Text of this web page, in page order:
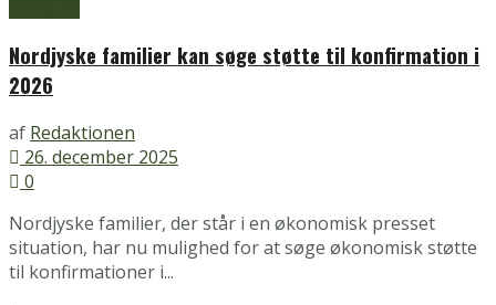
Nordjyske familier kan søge støtte til konfirmation i
2026
af Redaktionen
26. december 2025
0
Nordjyske familier, der står i en økonomisk presset
situation, har nu mulighed for at søge økonomisk støtte
til konfirmationer i...